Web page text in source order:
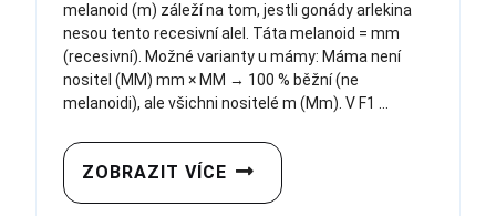
melanoid (m) záleží na tom, jestli gonády arlekina
nesou tento recesivní alel. Táta melanoid = mm
(recesivní). Možné varianty u mámy: Máma není
nositel (MM) mm × MM → 100 % běžní (ne
melanoidi), ale všichni nositelé m (Mm). V F1 ...
ZOBRAZIT VÍCE